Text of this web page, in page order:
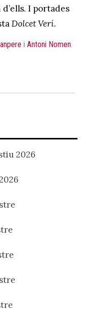
I portades
Dolcet Verí.
i Antoni Nomen.
2026